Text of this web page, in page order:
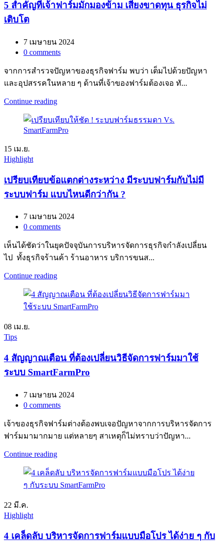
5 สำคัญที่เจ้าฟาร์มมักมองข้าม เสี่ยงขาดทุน ธุรกิจไม่
เติบโต
7 เมษายน 2024
0 comments
จากการสำรวจปัญหาของธุรกิจฟาร์ม พบว่า เต็มไปด้วยปัญหา
และอุปสรรคในหลาย ๆ ด้านที่เจ้าของฟาร์มต้องเจอ ทั...
Continue reading
15 เม.ย.
Highlight
เปรียบเทียบข้อแตกต่างระหว่าง มีระบบฟาร์มกับไม่มี
ระบบฟาร์ม แบบไหนดีกว่ากัน ?
7 เมษายน 2024
0 comments
เห็นได้ชัดว่าในยุคปัจจุบันการบริหารจัดการธุรกิจกำลังเปลี่ยน
ไป ทั้งธุรกิจร้านค้า ร้านอาหาร บริการขนส...
Continue reading
08 เม.ย.
Tips
4 สัญญาณเตือน ที่ต้องเปลี่ยนวิธีจัดการฟาร์มมาใช้
ระบบ SmartFarmPro
7 เมษายน 2024
0 comments
เจ้าของธุรกิจฟาร์มต่างต้องพบเจอปัญหาจากการบริหารจัดการ
ฟาร์มมามากมาย แต่หลายๆ สาเหตุก็ไม่ทราบว่าปัญหา...
Continue reading
22 มี.ค.
Highlight
4 เคล็ดลับ บริหารจัดการฟาร์มแบบมือโปร ได้ง่าย ๆ กับ